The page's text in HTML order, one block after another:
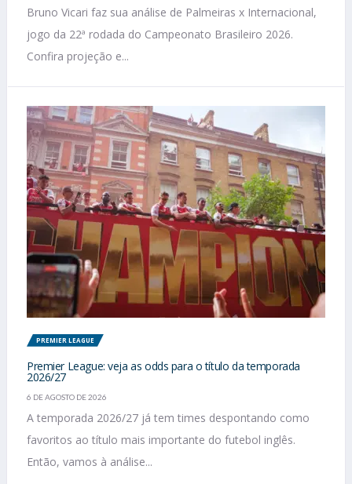
Bruno Vicari faz sua análise de Palmeiras x Internacional,
jogo da 22ª rodada do Campeonato Brasileiro 2026.
Confira projeção e...
PREMIER LEAGUE
Premier League: veja as odds para o título da temporada
2026/27
6 DE AGOSTO DE 2026
A temporada 2026/27 já tem times despontando como
favoritos ao título mais importante do futebol inglês.
Então, vamos à análise...